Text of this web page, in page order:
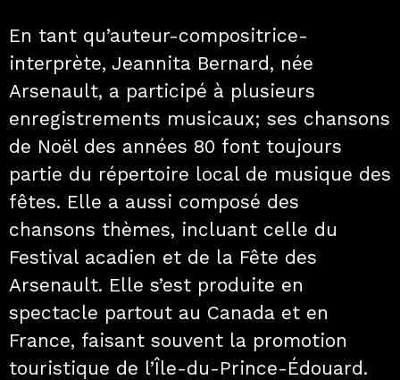
En tant qu’auteur-compositrice-
interprète, Jeannita Bernard, née
Arsenault, a participé à plusieurs
enregistrements musicaux; ses chansons
de Noël des années 80 font toujours
partie du répertoire local de musique des
fêtes. Elle a aussi composé des
chansons thèmes, incluant celle du
Festival acadien et de la Fête des
Arsenault. Elle s’est produite en
spectacle partout au Canada et en
France, faisant souvent la promotion
touristique de l’Île-du-Prince-Édouard.